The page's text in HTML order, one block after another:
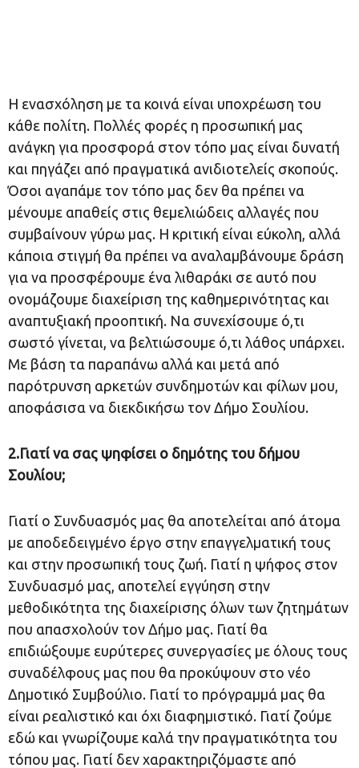
H ενασχόληση με τα κοινά είναι υποχρέωση του
κάθε πολίτη. Πολλές φορές η προσωπική μας
ανάγκη για προσφορά στον τόπο μας είναι δυνατή
και πηγάζει από πραγματικά ανιδιοτελείς σκοπούς.
Όσοι αγαπάμε τον τόπο μας δεν θα πρέπει να
μένουμε απαθείς στις θεμελιώδεις αλλαγές που
συμβαίνουν γύρω μας. Η κριτική είναι εύκολη, αλλά
κάποια στιγμή θα πρέπει να αναλαμβάνουμε δράση
για να προσφέρουμε ένα λιθαράκι σε αυτό που
ονομάζουμε διαχείριση της καθημερινότητας και
αναπτυξιακή προοπτική. Να συνεχίσουμε ό,τι
σωστό γίνεται, να βελτιώσουμε ό,τι λάθος υπάρχει.
Με βάση τα παραπάνω αλλά και μετά από
παρότρυνση αρκετών συνδημοτών και φίλων μου,
αποφάσισα να διεκδικήσω τον Δήμο Σουλίου.
2.Γιατί να σας ψηφίσει ο δημότης του δήμου
Σουλίου;
Γιατί ο Συνδυασμός μας θα αποτελείται από άτομα
με αποδεδειγμένο έργο στην επαγγελματική τους
και στην προσωπική τους ζωή. Γιατί η ψήφος στον
Συνδυασμό μας, αποτελεί εγγύηση στην
μεθοδικότητα της διαχείρισης όλων των ζητημάτων
που απασχολούν τον Δήμο μας. Γιατί θα
επιδιώξουμε ευρύτερες συνεργασίες με όλους τους
συναδέλφους μας που θα προκύψουν στο νέο
Δημοτικό Συμβούλιο. Γιατί το πρόγραμμά μας θα
είναι ρεαλιστικό και όχι διαφημιστικό. Γιατί ζούμε
εδώ και γνωρίζουμε καλά την πραγματικότητα του
τόπου μας. Γιατί δεν χαρακτηριζόμαστε από